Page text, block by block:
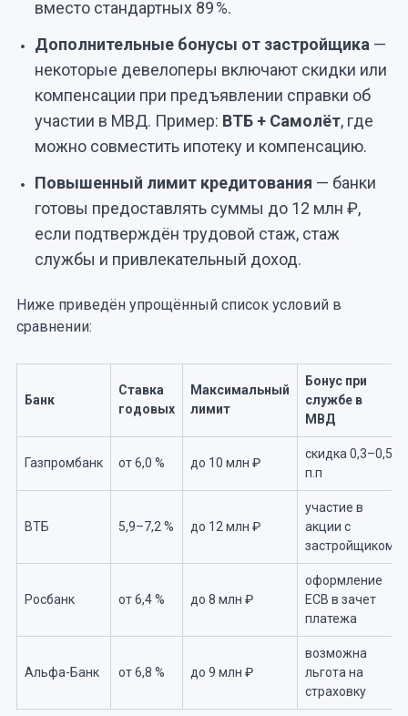
вместо стандартных 89 %.
Дополнительные бонусы от застройщика —
некоторые девелоперы включают скидки или
компенсации при предъявлении справки об
участии в МВД. Пример: ВТБ + Самолёт, где
можно совместить ипотеку и компенсацию.
Повышенный лимит кредитования — банки
готовы предоставлять суммы до 12 млн ₽,
если подтверждён трудовой стаж, стаж
службы и привлекательный доход.
Ниже приведён упрощённый список условий в
сравнении:
Банк
Ставка
годовых
Максимальный
лимит
Бонус при
службе в
МВД
Газпромбанк от 6,0 % до 10 млн ₽
скидка 0,3–0,5
п.п
ВТБ 5,9–7,2 % до 12 млн ₽
участие в
акции с
застройщиком
Росбанк от 6,4 % до 8 млн ₽
оформление
ЕСВ в зачет
платежа
Альфа-Банк от 6,8 % до 9 млн ₽
возможна
льгота на
страховку